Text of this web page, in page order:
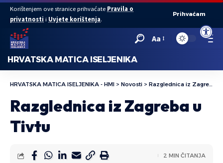
Open
Korištenjem ove stranice prihvaćate Pravila o
privatnosti i Uvjete korištenja.
Prihvaćam
Aa
HRVATSKA MATICA ISELJENIKA
HRVATSKA MATICA ISELJENIKA - HMI > Novosti > Razglednica iz Zagreba u Tivtu
Razglednica iz Zagreba u
Tivtu
2 MIN ČITANJA